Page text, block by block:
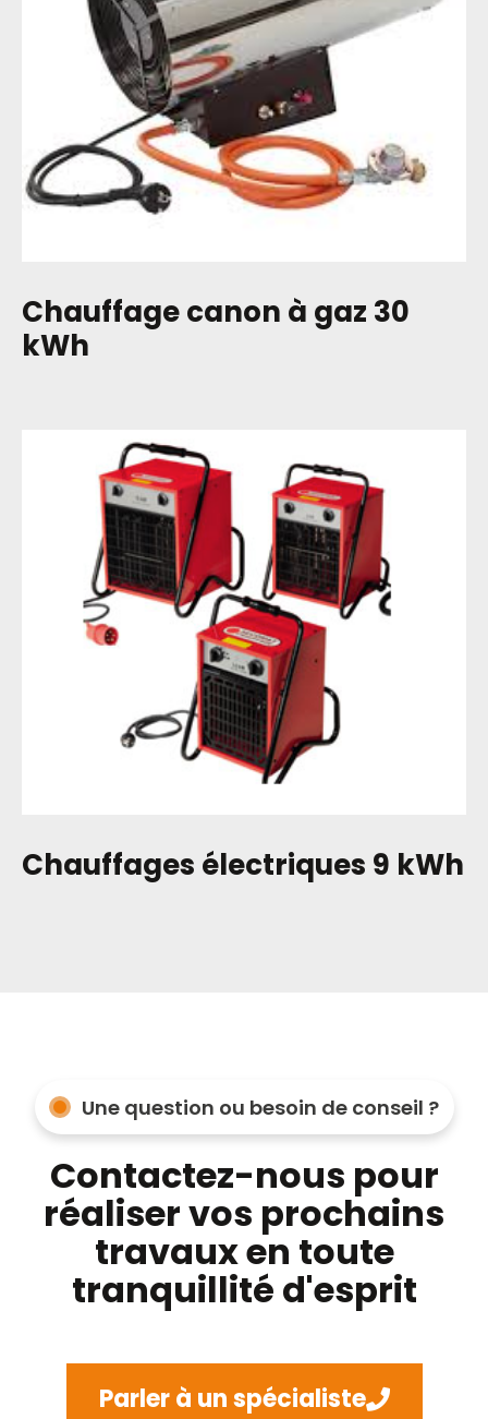
Chauffage canon à gaz 30
kWh
Chauffages électriques 9 kWh
Une question ou besoin de conseil ?
Contactez-nous pour
réaliser vos prochains
travaux en toute
tranquillité d'esprit
Parler à un spécialiste